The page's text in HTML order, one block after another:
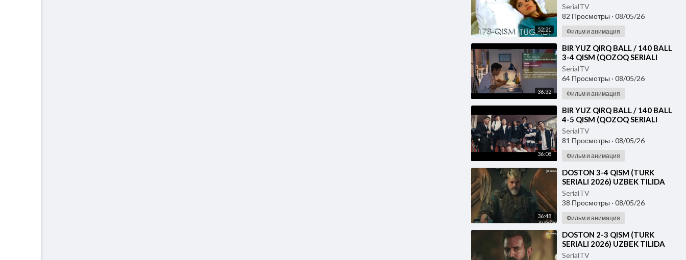
52:21
SerialTV
82 Просмотры · 08/05/26
Фильм и анимация
36:32
⁣⁣BIR YUZ QIRQ BALL / 140 BALL
3-4 QISM (QOZOQ SERIALI
2026) UZBEK TILIDA
SerialTV
64 Просмотры · 08/05/26
Фильм и анимация
36:08
⁣⁣BIR YUZ QIRQ BALL / 140 BALL
4-5 QISM (QOZOQ SERIALI
2026) UZBEK TILIDA
SerialTV
81 Просмотры · 08/05/26
Фильм и анимация
36:48
⁣DOSTON 3-4 QISM (TURK
SERIALI 2026) UZBEK TILIDA
SerialTV
38 Просмотры · 08/05/26
Фильм и анимация
⁣DOSTON 2-3 QISM (TURK
SERIALI 2026) UZBEK TILIDA
SerialTV